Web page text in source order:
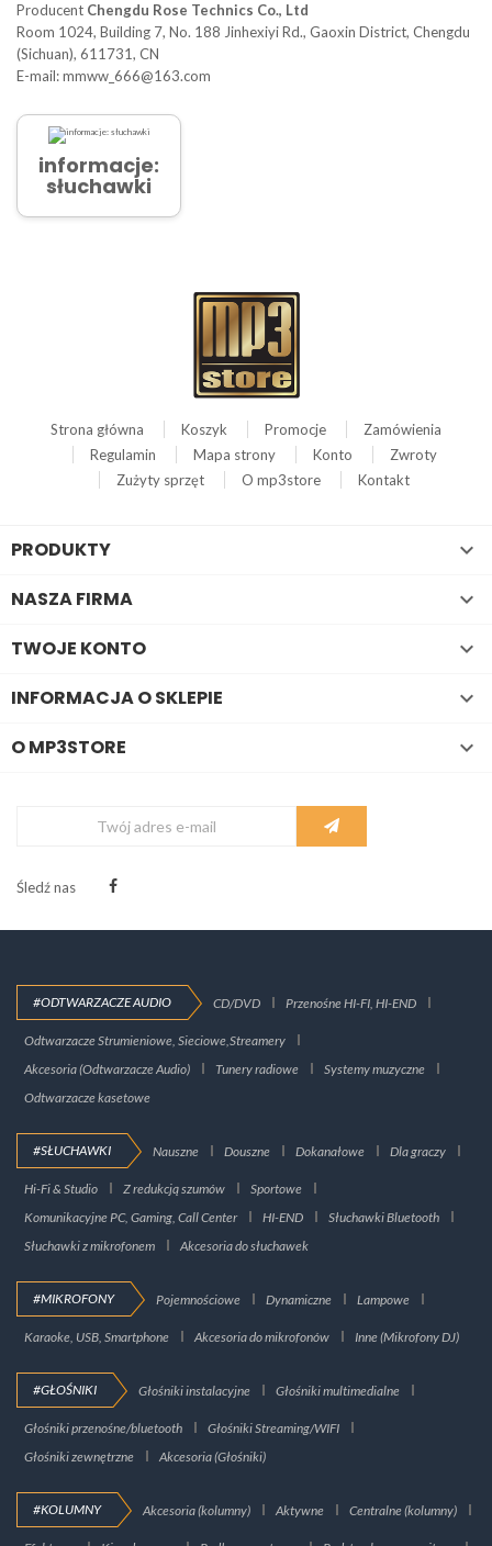
Producent Chengdu Rose Technics Co., Ltd
Room 1024, Building 7, No. 188 Jinhexiyi Rd., Gaoxin District, Chengdu
(Sichuan), 611731, CN
E-mail: mmww_666@163.com
informacje:
słuchawki
Strona główna Koszyk Promocje
Zamówienia
Regulamin
Mapa strony Konto
Zwroty
Zużyty sprzęt
O mp3store Kontakt
PRODUKTY 
NASZA FIRMA 
TWOJE KONTO 
INFORMACJA O SKLEPIE 
O MP3STORE 
Śledź nas
#ODTWARZACZE AUDIO CD/DVD Przenośne HI-FI, HI-END
Odtwarzacze Strumieniowe, Sieciowe,Streamery
Akcesoria (Odtwarzacze Audio)
Tunery radiowe
Systemy muzyczne
Odtwarzacze kasetowe
#SŁUCHAWKI Nauszne Douszne Dokanałowe Dla graczy
Hi-Fi & Studio Z redukcją szumów
Sportowe
Komunikacyjne PC, Gaming, Call Center
HI-END
Słuchawki Bluetooth
Słuchawki z mikrofonem
Akcesoria do słuchawek
#MIKROFONY Pojemnościowe Dynamiczne Lampowe
Karaoke, USB, Smartphone Akcesoria do mikrofonów Inne (Mikrofony DJ)
#GŁOŚNIKI Głośniki instalacyjne Głośniki multimedialne
Głośniki przenośne/bluetooth
Głośniki Streaming/WIFI
Głośniki zewnętrzne
Akcesoria (Głośniki)
#KOLUMNY Akcesoria (kolumny) Aktywne Centralne (kolumny)